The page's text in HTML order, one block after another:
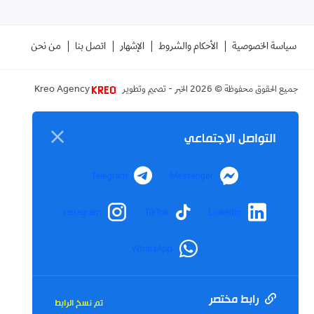
سياسة الخصوصية الأحكام والشروط الإشهار اتصل بنا من نحن
جميع الحقوق محفوظة © 2026 الخبر - تصميم وتطوير Kreo Agency
التواصل الاجتماعي
Messenger
Telegram
LinkedIn
TikTok
Instagram
WhatsApp
رابط مختصر تم نسخ الرابط